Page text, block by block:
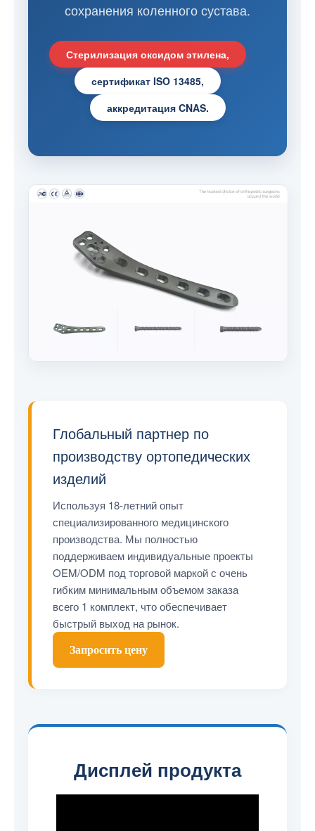
сохранения коленного сустава.
Стерилизация оксидом этилена,
сертификат ISO 13485,
аккредитация CNAS.
Глобальный партнер по
производству ортопедических
изделий
Используя 18-летний опыт
специализированного медицинского
производства. Мы полностью
поддерживаем индивидуальные проекты
OEM/ODM под торговой маркой с очень
гибким минимальным объемом заказа
всего 1 комплект, что обеспечивает
быстрый выход на рынок.
Запросить цену
Дисплей продукта